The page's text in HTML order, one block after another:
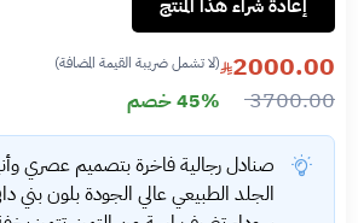
إعادة شراء هذا المنتج
2000.00 (لا تشمل ضريبة القيمة المضافة)
3700.00 45% خصم
صنادل رجالية فاخرة بتصميم عصري
الجلد الطبيعي عالي الجودة بلون بني